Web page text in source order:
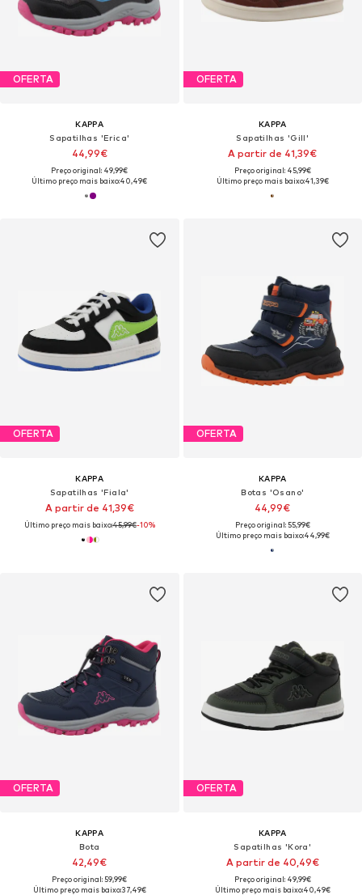
OFERTA
KAPPA
Sapatilhas 'Erica'
44,99€
Preço original: 49,99€
Último preço mais baixo:40,49€
OFERTA
KAPPA
Sapatilhas 'Gill'
A partir de 41,39€
Preço original: 45,99€
Último preço mais baixo:41,39€
OFERTA
KAPPA
Sapatilhas 'Fiala'
A partir de 41,39€
Último preço mais baixo:45,99€-10%
OFERTA
KAPPA
Botas 'Osano'
44,99€
Preço original: 55,99€
Último preço mais baixo:44,99€
OFERTA
KAPPA
Bota
42,49€
Preço original: 59,99€
Último preço mais baixo:37,49€
OFERTA
KAPPA
Sapatilhas 'Kora'
A partir de 40,49€
Preço original: 49,99€
Último preço mais baixo:40,49€